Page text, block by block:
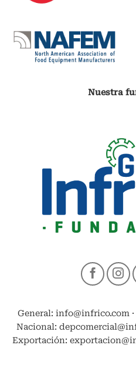
Nuestra
General: info@infrico.com ·
Nacional:
Exportación: